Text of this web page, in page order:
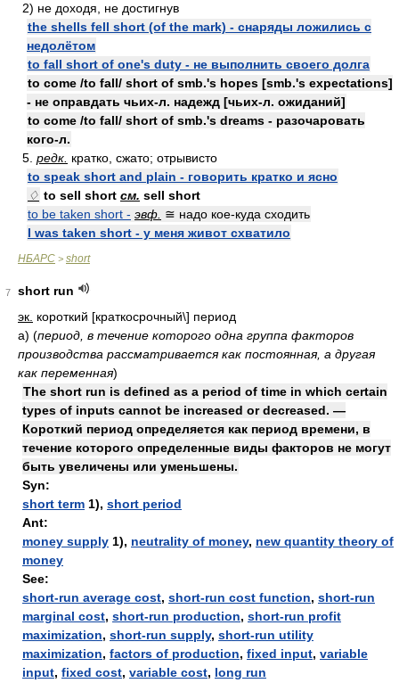
2) не доходя, не достигнув
the shells fell short (of the mark) - снаряды ложились с
недолётом
to fall short of one's duty - не выполнить своего долга
to come /to fall/ short of smb.'s hopes [smb.'s expectations]
- не оправдать чьих-л. надежд [чьих-л. ожиданий]
to come /to fall/ short of smb.'s dreams - разочаровать
кого-л.
5. редк. кратко, сжато; отрывисто
to speak short and plain - говорить кратко и ясно
♢ to sell short см. sell short
to be taken short - эвф. ≅ надо кое-куда сходить
I was taken short - у меня живот схватило
НБАРС > short
7
short run
эк. короткий [краткосрочный\] период
а) (период, в течение которого одна группа факторов
производства рассматривается как постоянная, а другая
как переменная)
The short run is defined as a period of time in which certain
types of inputs cannot be increased or decreased. —
Короткий период определяется как период времени, в
течение которого определенные виды факторов не могут
быть увеличены или уменьшены.
Syn:
short term 1), short period
Ant:
money supply 1), neutrality of money, new quantity theory of
money
See:
short-run average cost, short-run cost function, short-run
marginal cost, short-run production, short-run profit
maximization, short-run supply, short-run utility
maximization, factors of production, fixed input, variable
input, fixed cost, variable cost, long run